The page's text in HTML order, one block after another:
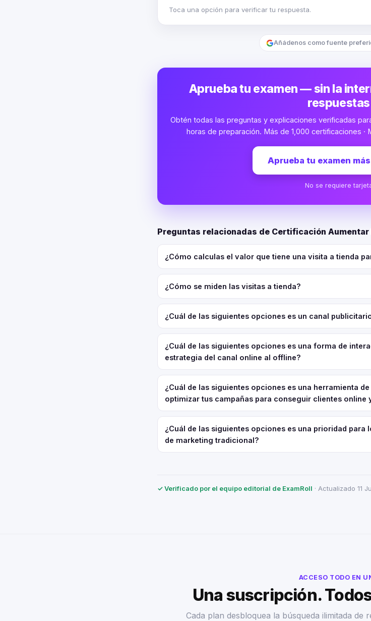
Toca una opción para verificar tu respuesta.
Añádenos como fuente
Aprueba tu examen — sin la
respuestas
Obtén todas las preguntas y explicaciones verificadas
horas de preparación. Más de 1,000 certificaciones ·
Aprueba tu examen
No se requiere
Preguntas relacionadas de Certificación
¿Cómo calculas el valor que tiene una visita a tienda
¿Cómo se miden las visitas a tienda?
¿Cuál de las siguientes opciones es un canal
¿Cuál de las siguientes opciones es una forma de
estrategia del canal online al offline?
¿Cuál de las siguientes opciones es una herramienta
optimizar tus campañas para conseguir clientes online
¿Cuál de las siguientes opciones es una prioridad para
de marketing tradicional?
✓ Verificado por el equipo editorial de ExamRoll · Actualizado 11
ACCESO TODO EN
Una suscripción.
Cada plan desbloquea la búsqueda ilimitada de